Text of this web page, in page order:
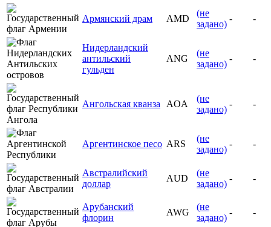
Армянский драм AMD
(не
задано)
- -
Нидерландский
антильский
гульден
ANG
(не
задано)
- -
Ангольская кванза AOA
(не
задано)
- -
Аргентинское песо ARS
(не
задано)
- -
Австралийский
доллар
AUD
(не
задано)
- -
Арубанский
флорин
AWG
(не
задано)
- -